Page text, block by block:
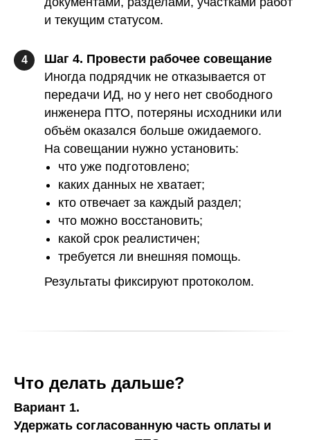
и текущим статусом.
4
Шаг 4. Провести рабочее совещание
Иногда подрядчик не отказывается от
передачи ИД, но у него нет свободного
инженера ПТО, потеряны исходники или
объём оказался больше ожидаемого.
На совещании нужно установить:
что уже подготовлено;
каких данных не хватает;
кто отвечает за каждый раздел;
что можно восстановить;
какой срок реалистичен;
требуется ли внешняя помощь.
Результаты фиксируют протоколом.
Что делать дальше?
Вариант 1.
Удержать согласованную часть оплаты и